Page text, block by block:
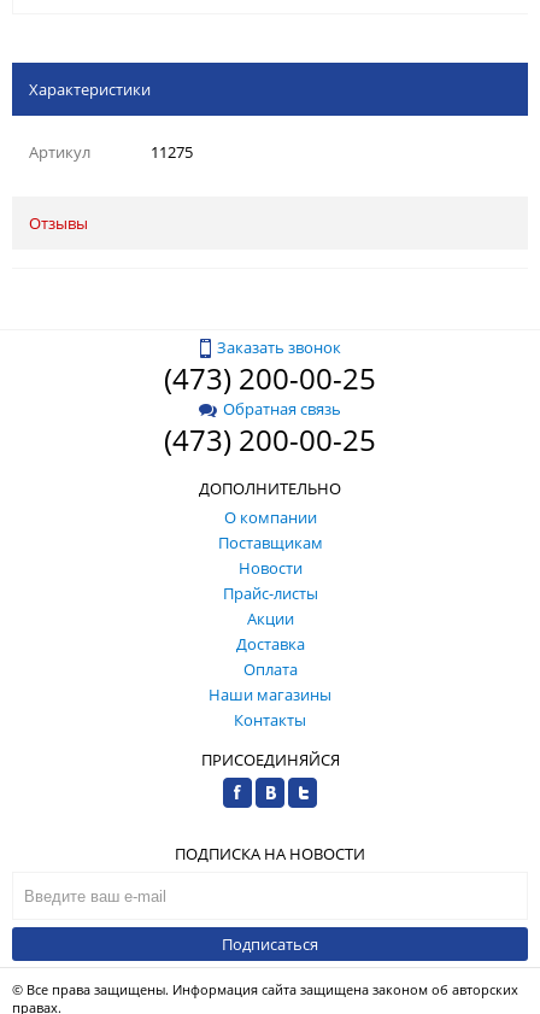
Характеристики
Артикул 11275
Отзывы
Заказать звонок
(473) 200-00-25
Обратная связь
(473) 200-00-25
ДОПОЛНИТЕЛЬНО
О компании
Поставщикам
Новости
Прайс-листы
Акции
Доставка
Оплата
Наши магазины
Контакты
ПРИСОЕДИНЯЙСЯ
ПОДПИСКА НА НОВОСТИ
Подписаться
© Все права защищены. Информация сайта защищена законом об авторских
правах.